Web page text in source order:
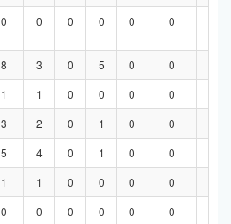
0 0 0 0 0 0
8 3 0 5 0 0
1 1 0 0 0 0
3 2 0 1 0 0
5 4 0 1 0 0
1 1 0 0 0 0
0 0 0 0 0 0